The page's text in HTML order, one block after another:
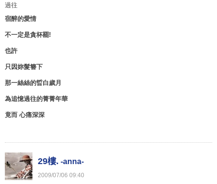
過往
宿醉的愛情
不一定是貪杯罷!
也許
只因妳髮簪下
那一絲絲的晢白歲月
為追憶過往的菁菁年華
竟而 心痛深深
29樓. -anna-
2009/07/06 09:40